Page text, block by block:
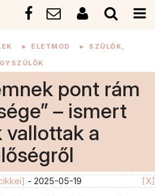
► ÉLETMÓD ► SZÜLŐK,
pont rám
– ismert
vallottak a
- 2025-05-19 [X]